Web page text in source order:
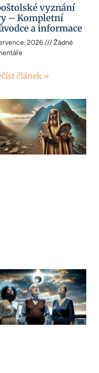
vyznání
– Kompletní
a informace
2026
Žádné
článek »